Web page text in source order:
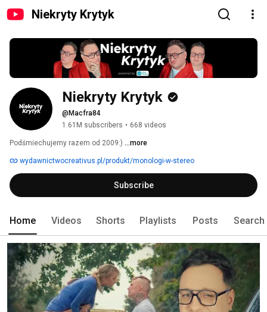
Niekryty Krytyk
Niekryty Krytyk
@Macfra84
1.61M subscribers • 668 videos
Podśmiechujemy razem od 2009:) ...more
wydawnictwocreativus.pl/produkt/monologi-w-stereo
Subscribe
Home Videos Shorts Playlists Posts Search